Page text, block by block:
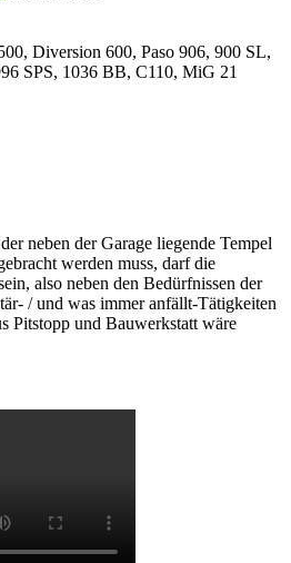
Diversion 600, Paso 906, 900 SL,
SPS, 1036 BB, C110, MiG 21
neben der Garage liegende Tempel
werden muss, darf die
also neben den Bedürfnissen der
/ und was immer anfällt-Tätigkeiten
Pitstopp und Bauwerkstatt wäre